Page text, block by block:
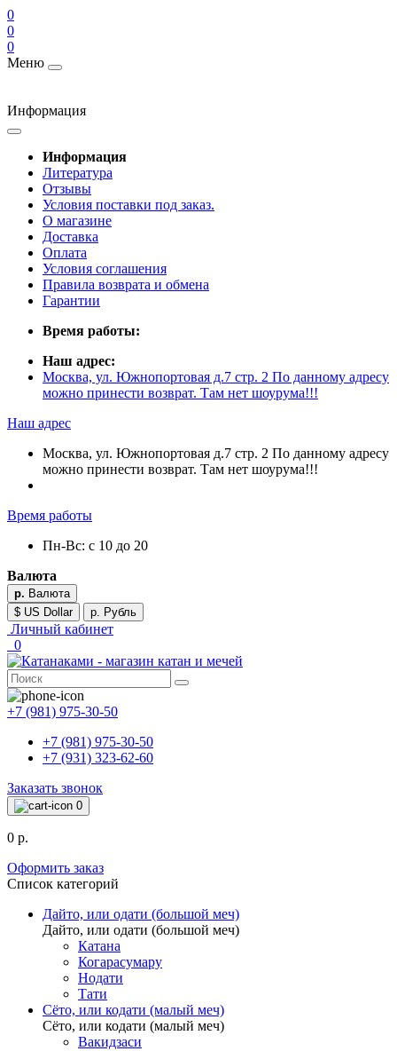
0
0
0
Меню
Информация
Информация
Литература
Отзывы
Условия поставки под заказ.
О магазине
Доставка
Оплата
Условия соглашения
Правила возврата и обмена
Гарантии
Время работы:
Наш адрес:
Москва, ул. Южнопортовая д.7 стр. 2 По данному адресу
можно принести возврат. Там нет шоурума!!!
Наш адрес
Москва, ул. Южнопортовая д.7 стр. 2 По данному адресу
можно принести возврат. Там нет шоурума!!!
Время работы
Пн-Вс: с 10 до 20
Валюта
р. Валюта
$ US Dollar
р. Рубль
Личный кабинет
0
+7 (981) 975-30-50
+7 (981) 975-30-50
+7 (931) 323-62-60
Заказать звонок
0
0 р.
Оформить заказ
Список категорий
Дайто, или одати (большой меч)
Дайто, или одати (большой меч)
Катана
Когарасумару
Нодати
Тати
Сёто, или кодати (малый меч)
Сёто, или кодати (малый меч)
Вакидзаси